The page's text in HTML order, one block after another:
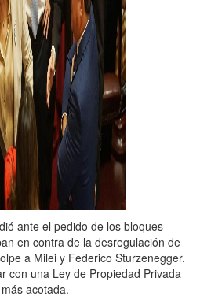
ante el pedido de los bloques
en contra de la desregulación de
a Milei y Federico Sturzenegger.
con una Ley de Propiedad Privada
más acotada.